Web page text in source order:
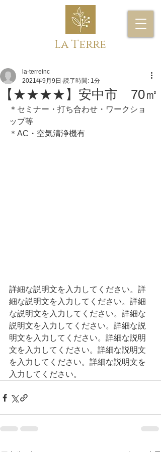
La Terre
【★★★★】安中市 70㎡
la-terreinc
2021年9月9日 読了時間: 1分
＊セミナー・打ち合わせ・ワークショ
ップ等
＊AC・空気清浄機有
詳細な説明文を入力してください。詳
細な説明文を入力してください。詳細
な説明文を入力してください。詳細な
説明文を入力してください。詳細な説
明文を入力してください。詳細な説明
文を入力してください。詳細な説明文
を入力してください。詳細な説明文を
入力してください。